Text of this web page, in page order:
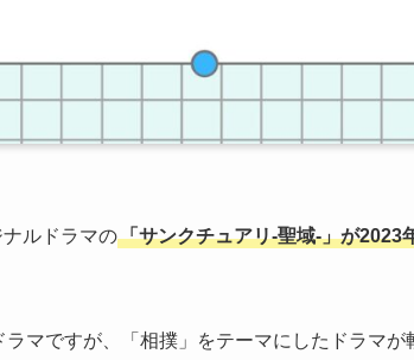
ルドラマの「サンクチュアリ-聖域-」が2023
マですが、「相撲」をテーマにしたドラマ